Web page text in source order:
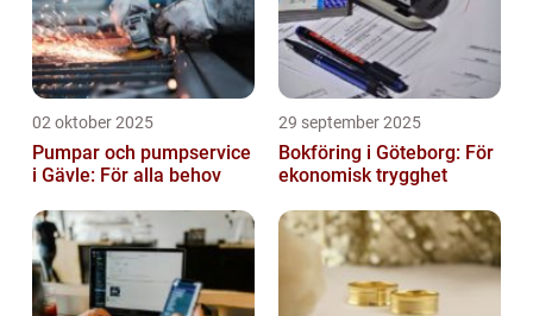
02 oktober 2025
Pumpar och pumpservice
i Gävle: För alla behov
29 september 2025
Bokföring i Göteborg: För
ekonomisk trygghet